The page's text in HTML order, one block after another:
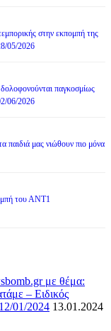
στην εκπομπή της
05/2026
παγκοσμίως
06/2026
παιδιά μας νιώθουν πιο μόνα
του ΑΝΤ1
με θέμα:
– Ειδικός
01/2024 13.01.2024